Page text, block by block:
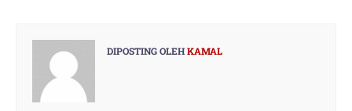
DIPOSTING OLEHKAMAL